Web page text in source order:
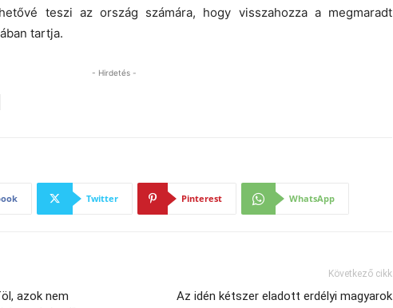
teszi az ország számára, hogy visszahozza a megmaradt
tartja.
- Hirdetés -
Twitter Pinterest WhatsApp
azok nem
Következő cikk
Az idén kétszer eladott erdélyi magyarok